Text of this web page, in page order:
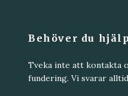
Behöver du
Tveka inte att kontakta
fundering. Vi svarar